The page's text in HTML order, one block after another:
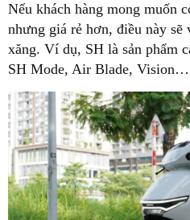
Nếu khách hàng mong muốn
nhưng giá rẻ hơn, điều này
xăng. Ví dụ, SH là sản phẩm
SH Mode, Air Blade,